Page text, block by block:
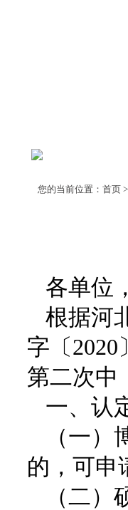
您的当前位置： 首页
各单位
根据河
字〔
第二次中
一、认
（一
的，可申
（二